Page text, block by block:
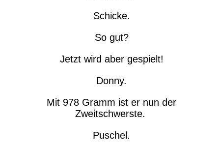
Schicke.
So gut?
Jetzt wird aber gespielt!
Donny.
Mit 978 Gramm ist er nun der
Zweitschwerste.
Puschel.